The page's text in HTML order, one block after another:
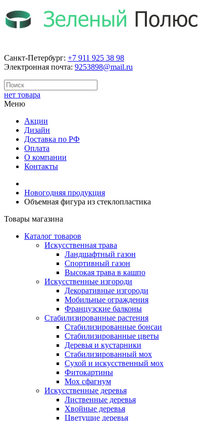
Санкт-Петербург: +7 911 925 38 98
Электронная почта: 9253898@mail.ru
нет товара
Меню
Акции
Дизайн
Доставка по РФ
Оплата
О компании
Контакты
Новогодняя продукция
Объемная фигура из стеклопластика
Товары магазина
Каталог товаров
Искусственная трава
Ландшафтный газон
Спортивный газон
Высокая трава в кашпо
Искусственные изгороди
Декоративные изгороди
Мобильные ограждения
Французские балконы
Стабилизированные растения
Стабилизированные бонсаи
Стабилизированные цветы
Деревья и кустарники
Стабилизированный мох
Сухой и искусственный мох
Фитокартины
Мох сфагнум
Искусственные деревья
Лиственные деревья
Хвойные деревья
Цветущие деревья